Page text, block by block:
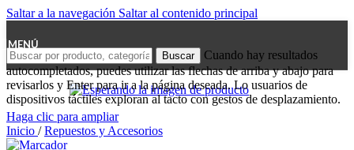
Saltar a la navegación Saltar al contenido principal
MENÚ
Buscar
Cuando hay resultados
autocompletados, puedes utilizar las flechas de arriba y abajo para
revisarlos y Enter para ir a la página deseada. Lo usuarios de
dispositivos táctiles exploran al tacto con gestos de desplazamiento.
Haga clic para ampliar
Inicio / Repuestos y Accesorios